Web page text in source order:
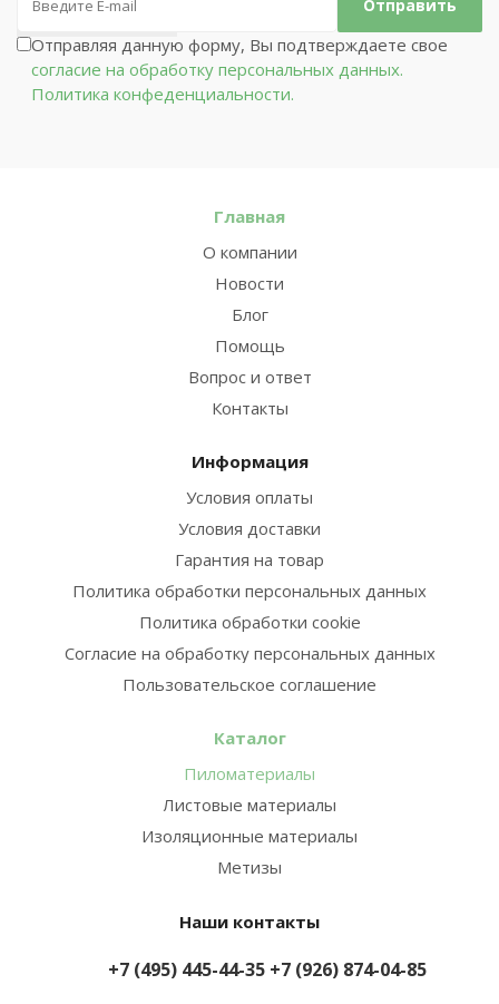
Отправляя данную форму, Вы подтверждаете свое
согласие на обработку персональных данных.
Политика конфеденциальности.
Главная
О компании
Новости
Блог
Помощь
Вопрос и ответ
Контакты
Информация
Условия оплаты
Условия доставки
Гарантия на товар
Политика обработки персональных данных
Политика обработки cookie
Согласие на обработку персональных данных
Пользовательское соглашение
Каталог
Пиломатериалы
Листовые материалы
Изоляционные материалы
Метизы
Наши контакты
+7 (495) 445-44-35 +7 (926) 874-04-85